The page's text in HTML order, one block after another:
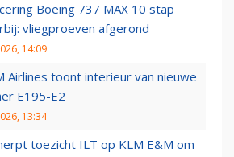
Boeing 737 MAX 10 stap
vliegproeven afgerond
14:09
Airlines toont interieur van nieuwe
E195-E2
13:34
toezicht ILT op KLM E&M om